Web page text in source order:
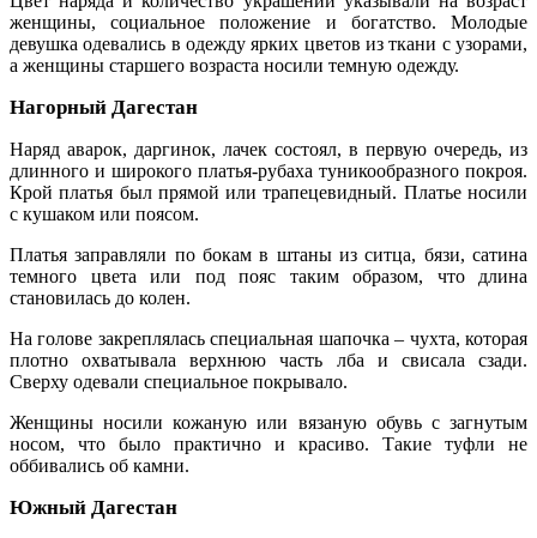
женщины, социальное положение и богатство. Молодые
девушка одевались в одежду ярких цветов из ткани с узорами,
а женщины старшего возраста носили темную одежду.
Нагорный Дагестан
Наряд аварок, даргинок, лачек состоял, в первую очередь, из
длинного и широкого платья-рубаха туникообразного покроя.
Крой платья был прямой или трапецевидный. Платье носили
с кушаком или поясом.
Платья заправляли по бокам в штаны из ситца, бязи, сатина
темного цвета или под пояс таким образом, что длина
становилась до колен.
На голове закреплялась специальная шапочка – чухта, которая
плотно охватывала верхнюю часть лба и свисала сзади.
Сверху одевали специальное покрывало.
Женщины носили кожаную или вязаную обувь с загнутым
носом, что было практично и красиво. Такие туфли не
оббивались об камни.
Южный Дагестан